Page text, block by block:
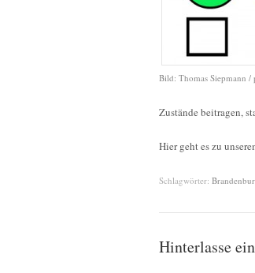
Bild: Thomas Siepmann /
Zustände beitragen,
Hier geht es zu
Schlagwörter:
Hinterlasse